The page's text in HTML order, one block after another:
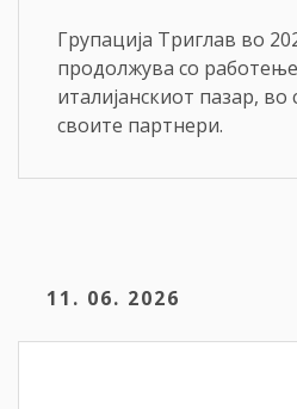
Групација Триглав во
продолжува со
италијанскиот пазар, во
своите партнери.
11. 06. 2026